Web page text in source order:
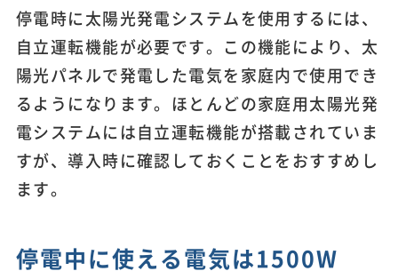
停電時に太陽光発電システムを使用するには、
自立運転機能が必要です。この機能により、太
陽光パネルで発電した電気を家庭内で使用でき
るようになります。ほとんどの家庭用太陽光発
電システムには自立運転機能が搭載されていま
すが、導入時に確認しておくことをおすすめし
ます。
停電中に使える電気は1500W